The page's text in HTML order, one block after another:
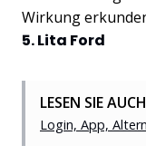
Wirkung
5. Lita Ford
LESEN SIE
Login, App,